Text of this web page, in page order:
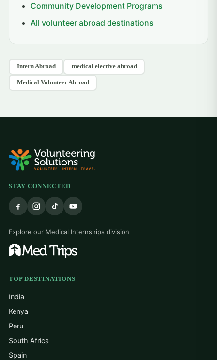
Community Development Programs
All volunteer abroad destinations
Intern Abroad medical elective abroad
Medical Volunteer Abroad
STAY CONNECTED
Explore our Medical Internships division
TOP DESTINATIONS
India
Kenya
Peru
South Africa
Spain